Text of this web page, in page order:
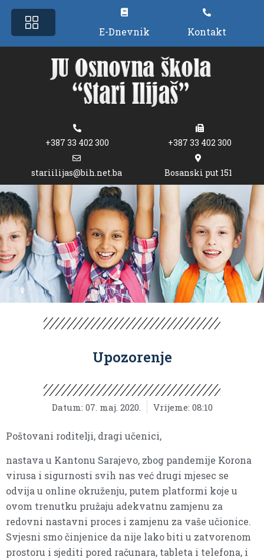
E-Dnevnik Kontakt
+387 33 402 300 +387 33 402 300
stariilijas@bih.net.ba Bosanski put 151
Upozorenje
Datum: 07. maj. 2020. Vrijeme: 08:10
Poštovani roditelji, dragi učenici,
nastava u Kantonu Sarajevo, zbog pandemije Korona
virusa i sigurnosti svih nas već drugi mjesec se
odvija u online okruženju, putem platformi koje u
ovom trenutku pružaju adekvatnu zamjenu za
redovni nastavni proces i zamjenu za vaše učionice.
Svjesni smo činjenice da nije lako biti u zatvorenom
prostoru i sjediti pored računara, tableta i telefona, i